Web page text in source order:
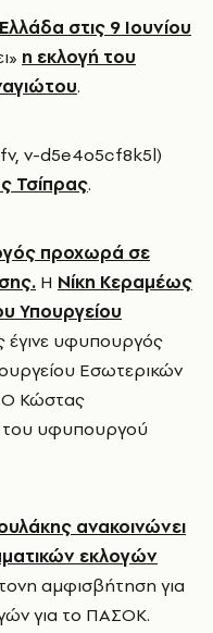
στις 9 Ιουνίου
η εκλογή του
.
v-d5e4o5cf8k5l)
Τσίπρας.
προχωρά σε
Η Νίκη Κεραμέως
Υπουργείου
έγινε υφυπουργός
Εσωτερικών
Ο Κώστας
του υφυπουργού
ανακοινώνει
εκλογών
αμφισβήτηση για
για το ΠΑΣΟΚ.